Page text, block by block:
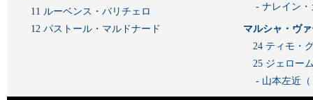
11 ルーベンス・バリチェロ
12 パストール・マルドナード
- ナレイン
マルシャ・ヴ
24 ティモ・
25 ジェロー
- 山本左近